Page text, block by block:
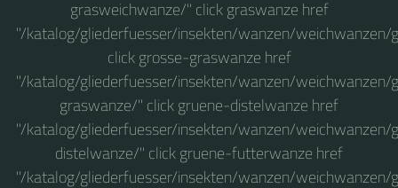
grasweichwanze/" click graswanze href
"/katalog/gliederfuesser/insekten/wanzen/weichwanzen/
click grosse-graswanze href
"/katalog/gliederfuesser/insekten/wanzen/weichwanzen/
graswanze/" click gruene-distelwanze href
"/katalog/gliederfuesser/insekten/wanzen/weichwanzen/
distelwanze/" click gruene-futterwanze href
"/katalog/gliederfuesser/insekten/wanzen/weichwanzen/